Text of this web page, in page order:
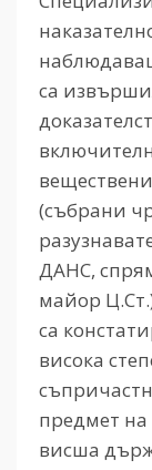
са
(събрани
ДАНС,
майор
са
висока
предмет
висша